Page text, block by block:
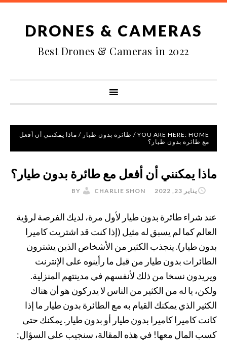
DRONES & CAMERAS
Best Drones & Cameras in 2022
YOU ARE HERE: HOME
/ طائرة بدون طيار / ماذا يمكنني أن أفعل
مع طائرة بدون طيار؟
ماذا يمكنني أن أفعل مع طائرة بدون طيار؟
يناير 23, 2022 CHARLIE SHON
عند شراء طائرة بدون طيار لأول مرة، لديك الفرصة لرؤية
العالم كما لم يسبق له مثيل (إذا كنت قد اشتريت كاميرا
بدون طيار). ينجذب الكثير من الأشخاص الذين يشترون
الطائرات بدون طيار من قبل ما رأينوه على الإنترنت
ويريدون نسخا من ذلك لأنفسهم في مدينتهم المنزلية.
ولكن، يا له من الكثير من الناس لا يدركون هو أن هناك
الكثير الذي يمكنك القيام به مع الطائرة بدون طيار ما إذا
كانت كاميرا كاميرا بدون طيار أو بدون طيار. يمكنك حتى
كسب المال معها! في هذه المقالة، سنجيب على السؤال: